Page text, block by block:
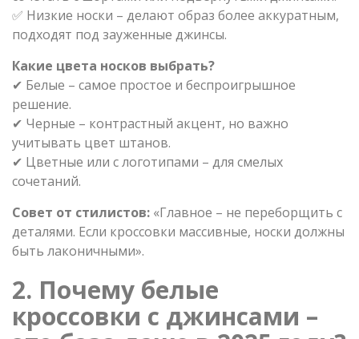
✅ Низкие носки – делают образ более аккуратным,
подходят под зауженные джинсы.
Какие цвета носков выбрать?
✔ Белые – самое простое и беспроигрышное
решение.
✔ Черные – контрастный акцент, но важно
учитывать цвет штанов.
✔ Цветные или с логотипами – для смелых
сочетаний.
Совет от стилистов: «Главное – не переборщить с
деталями. Если кроссовки массивные, носки должны
быть лаконичными».
2. Почему белые
кроссовки с джинсами –